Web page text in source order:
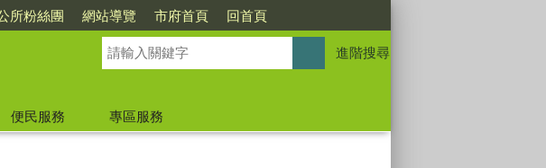
所粉絲團 網站導覽 市府首頁 回首頁
進階搜尋
便民服務
專區服務